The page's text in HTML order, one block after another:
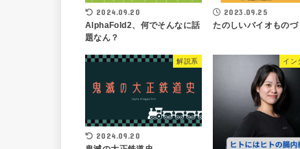
2024.09.20
AlphaFold2、何でそんなに話
題なん？
2023.09.25
たのしいバイオものづ
解説系
2024.09.20
イン